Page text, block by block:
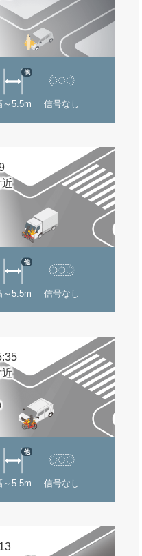
～5.5m
他
信号なし
近
～5.5m
他
信号なし
近
～5.5m
他
信号なし